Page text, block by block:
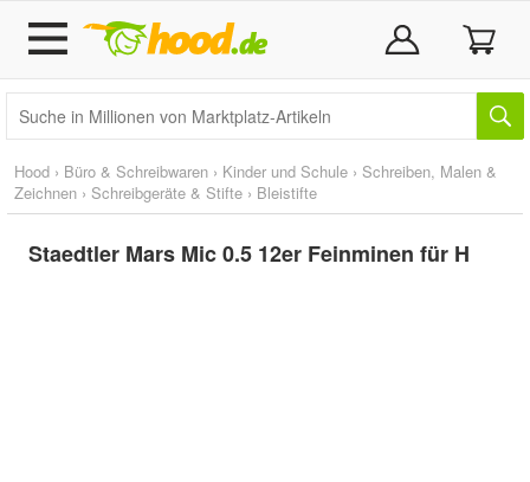
Hood › Büro & Schreibwaren › Kinder und Schule › Schreiben, Malen &
Zeichnen › Schreibgeräte & Stifte › Bleistifte
Staedtler Mars Mic 0.5 12er Feinminen für H